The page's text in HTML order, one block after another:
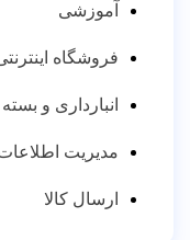
آموزشی
فروشگاه
انبارداری و
مدیریت
ارسال کالا